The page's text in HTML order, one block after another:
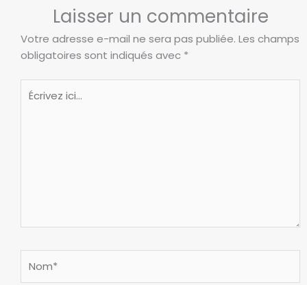
Laisser un commentaire
Votre adresse e-mail ne sera pas publiée. Les champs
obligatoires sont indiqués avec *
ici…